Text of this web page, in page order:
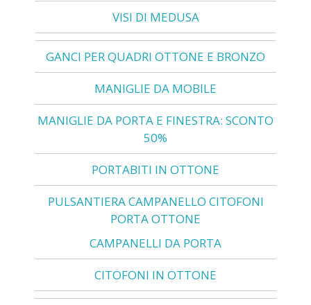
VISI DI MEDUSA
GANCI PER QUADRI OTTONE E BRONZO
MANIGLIE DA MOBILE
MANIGLIE DA PORTA E FINESTRA: SCONTO
50%
PORTABITI IN OTTONE
PULSANTIERA CAMPANELLO CITOFONI
PORTA OTTONE
CAMPANELLI DA PORTA
CITOFONI IN OTTONE